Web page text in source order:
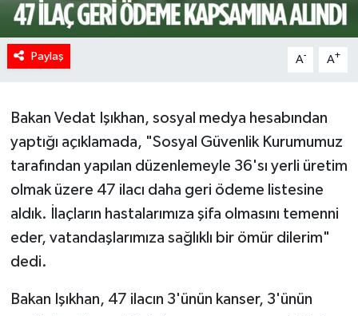
Paylaş A- A+
Bakan Vedat Işıkhan, sosyal medya hesabından
yaptığı açıklamada, "Sosyal Güvenlik Kurumumuz
tarafından yapılan düzenlemeyle 36'sı yerli üretim
olmak üzere 47 ilacı daha geri ödeme listesine
aldık. İlaçların hastalarımıza şifa olmasını temenni
eder, vatandaşlarımıza sağlıklı bir ömür dilerim"
dedi.
Bakan Işıkhan, 47 ilacın 3'ünün kanser, 3'ünün
MAGAZİN
Oyun
RESMİ İLANLAR
Spor
Teknoloji